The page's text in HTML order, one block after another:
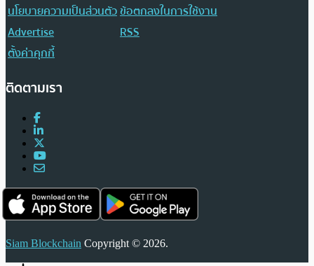
นโยบายความเป็นส่วนตัวข้อตกลงในการใช้งาน
Advertise
RSS
ตั้งค่าคุกกี้
ติดตามเรา
Siam Blockchain Copyright © 2026.